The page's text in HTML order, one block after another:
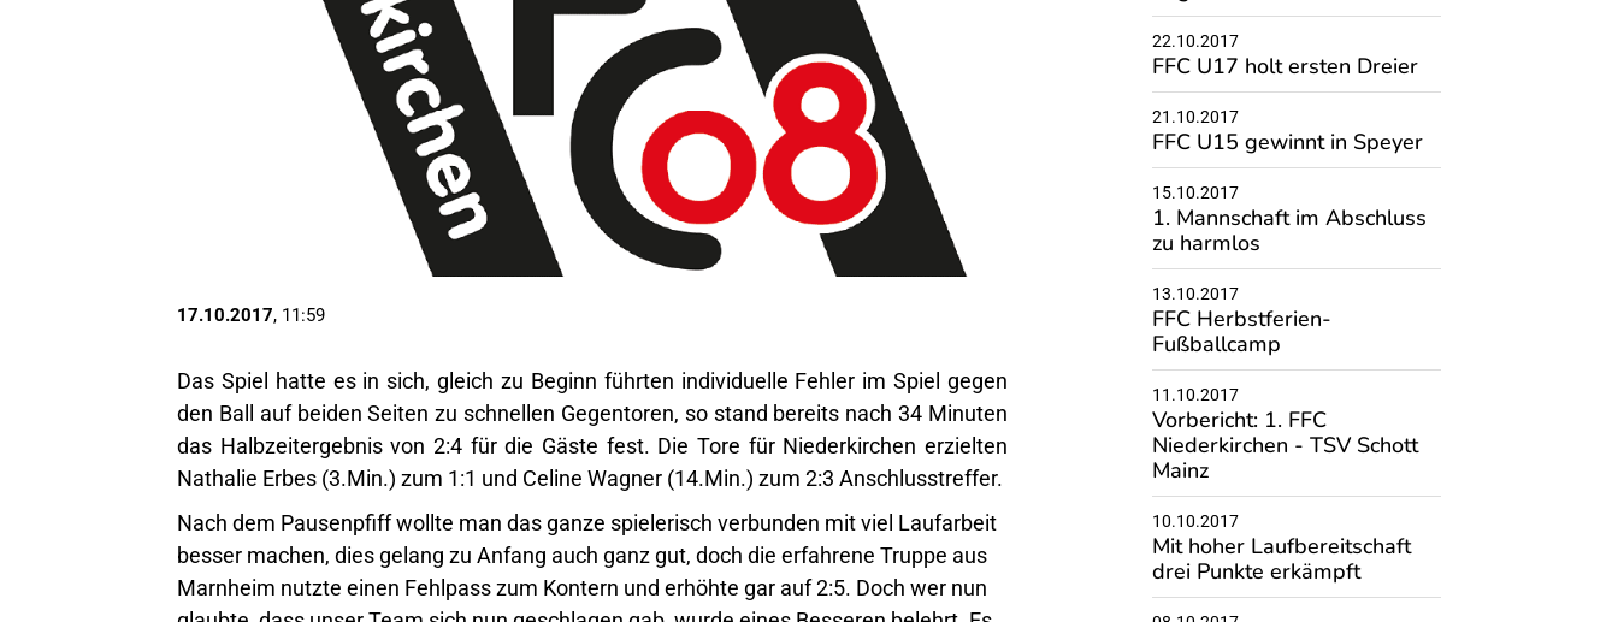
17.10.2017, 11:59
Das Spiel hatte es in sich, gleich zu Beginn führten individuelle Fehler im Spiel gegen
den Ball auf beiden Seiten zu schnellen Gegentoren, so stand bereits nach 34 Minuten
das Halbzeitergebnis von 2:4 für die Gäste fest. Die Tore für Niederkirchen erzielten
Nathalie Erbes (3.Min.) zum 1:1 und Celine Wagner (14.Min.) zum 2:3 Anschlusstreffer.
Nach dem Pausenpfiff wollte man das ganze spielerisch verbunden mit viel Laufarbeit
besser machen, dies gelang zu Anfang auch ganz gut, doch die erfahrene Truppe aus
Marnheim nutzte einen Fehlpass zum Kontern und erhöhte gar auf 2:5. Doch wer nun
22.10.2017
FFC U17 holt ersten Dreier
21.10.2017
FFC U15 gewinnt in Speyer
15.10.2017
1. Mannschaft im Abschluss
zu harmlos
13.10.2017
FFC Herbstferien-
Fußballcamp
11.10.2017
Vorbericht: 1. FFC
Niederkirchen - TSV Schott
Mainz
10.10.2017
Mit hoher Laufbereitschaft
drei Punkte erkämpft